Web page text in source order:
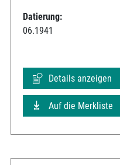
Datierung:
06.1941
Details anzeigen
Auf die Merkliste